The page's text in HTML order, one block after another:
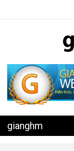
gianghm